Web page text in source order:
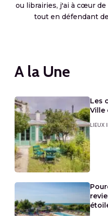
ou librairies, j'ai à cœur
tout en défendant
A la Une
Les
Ville
LIEUX